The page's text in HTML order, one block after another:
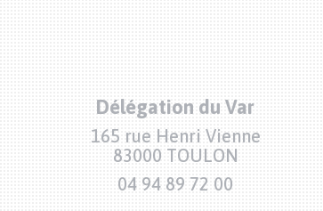
JARDINS SOLIDAIRES
Délégation du Var
165 rue Henri Vienne
83000 TOULON
04 94 89 72 00